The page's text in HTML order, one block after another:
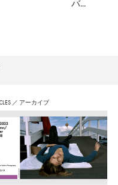
バ...
／ アーカイブ